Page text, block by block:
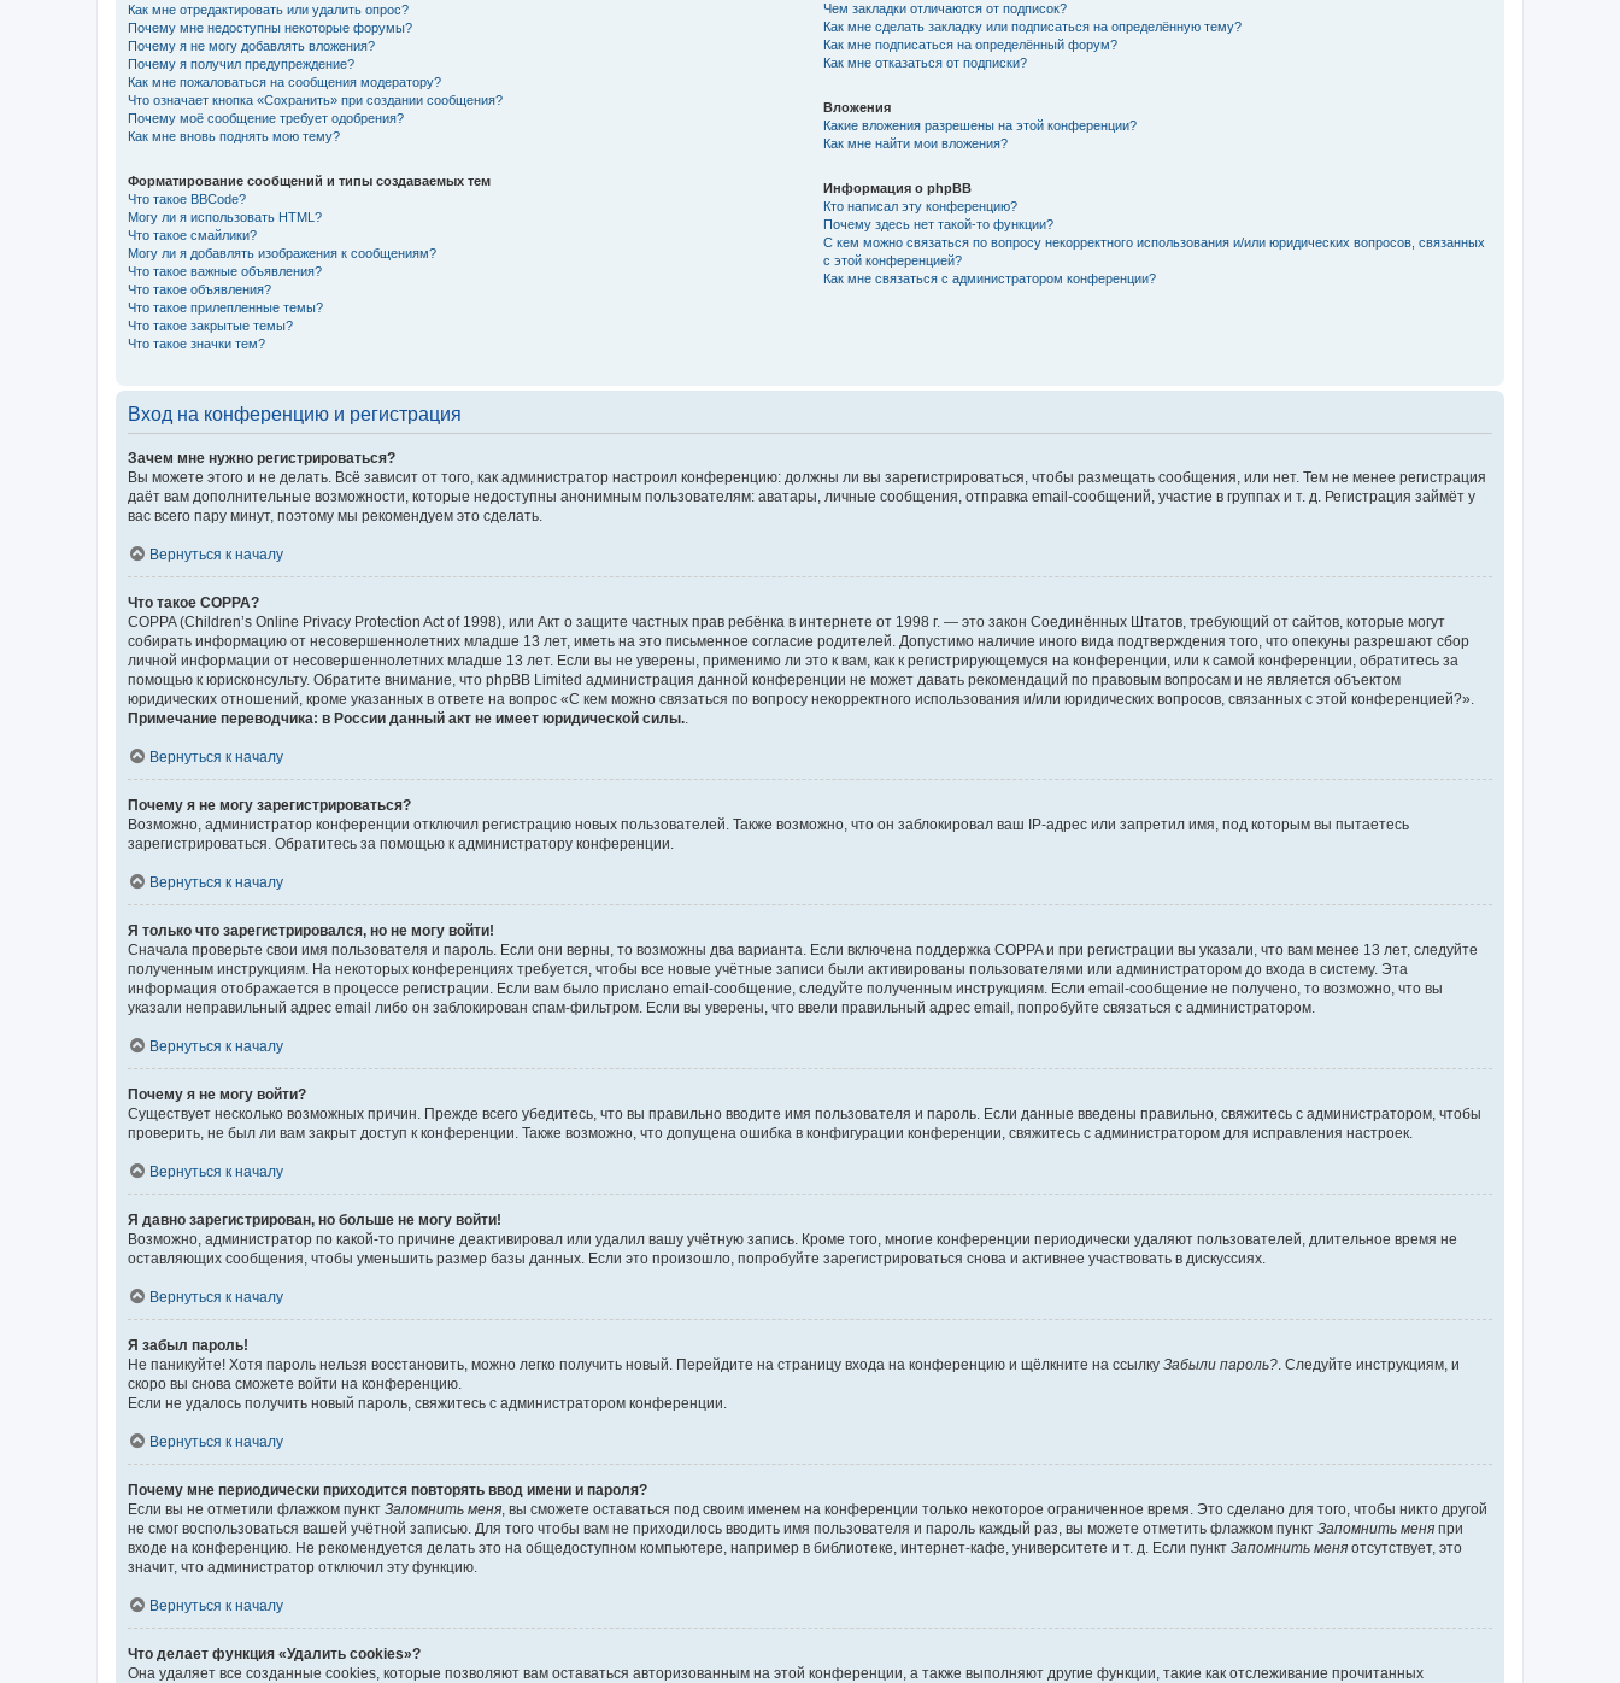
Как мне отредактировать или удалить опрос?
Почему мне недоступны некоторые форумы?
Почему я не могу добавлять вложения?
Почему я получил предупреждение?
Как мне пожаловаться на сообщения модератору?
Что означает кнопка «Сохранить» при создании сообщения?
Почему моё сообщение требует одобрения?
Как мне вновь поднять мою тему?
Форматирование сообщений и типы создаваемых тем
Что такое BBCode?
Могу ли я использовать HTML?
Что такое смайлики?
Могу ли я добавлять изображения к сообщениям?
Что такое важные объявления?
Что такое объявления?
Что такое прилепленные темы?
Что такое закрытые темы?
Что такое значки тем?
Чем закладки отличаются от подписок?
Как мне сделать закладку или подписаться на определённую тему?
Как мне подписаться на определённый форум?
Как мне отказаться от подписки?
Вложения
Какие вложения разрешены на этой конференции?
Как мне найти мои вложения?
Информация о phpBB
Кто написал эту конференцию?
Почему здесь нет такой-то функции?
С кем можно связаться по вопросу некорректного использования и/или юридических вопросов, связанных
с этой конференцией?
Как мне связаться с администратором конференции?
Вход на конференцию и регистрация
Зачем мне нужно регистрироваться?
Вы можете этого и не делать. Всё зависит от того, как администратор настроил конференцию: должны ли вы зарегистрироваться, чтобы размещать сообщения, или нет. Тем не менее регистрация
даёт вам дополнительные возможности, которые недоступны анонимным пользователям: аватары, личные сообщения, отправка email-сообщений, участие в группах и т. д. Регистрация займёт у
вас всего пару минут, поэтому мы рекомендуем это сделать.
Вернуться к началу
Что такое COPPA?
COPPA (Children’s Online Privacy Protection Act of 1998), или Акт о защите частных прав ребёнка в интернете от 1998 г. — это закон Соединённых Штатов, требующий от сайтов, которые могут
собирать информацию от несовершеннолетних младше 13 лет, иметь на это письменное согласие родителей. Допустимо наличие иного вида подтверждения того, что опекуны разрешают сбор
личной информации от несовершеннолетних младше 13 лет. Если вы не уверены, применимо ли это к вам, как к регистрирующемуся на конференции, или к самой конференции, обратитесь за
помощью к юрисконсульту. Обратите внимание, что phpBB Limited администрация данной конференции не может давать рекомендаций по правовым вопросам и не является объектом
юридических отношений, кроме указанных в ответе на вопрос «С кем можно связаться по вопросу некорректного использования и/или юридических вопросов, связанных с этой конференцией?».
Примечание переводчика: в России данный акт не имеет юридической силы..
Вернуться к началу
Почему я не могу зарегистрироваться?
Возможно, администратор конференции отключил регистрацию новых пользователей. Также возможно, что он заблокировал ваш IP-адрес или запретил имя, под которым вы пытаетесь
зарегистрироваться. Обратитесь за помощью к администратору конференции.
Вернуться к началу
Я только что зарегистрировался, но не могу войти!
Сначала проверьте свои имя пользователя и пароль. Если они верны, то возможны два варианта. Если включена поддержка COPPA и при регистрации вы указали, что вам менее 13 лет, следуйте
полученным инструкциям. На некоторых конференциях требуется, чтобы все новые учётные записи были активированы пользователями или администратором до входа в систему. Эта
информация отображается в процессе регистрации. Если вам было прислано email-сообщение, следуйте полученным инструкциям. Если email-сообщение не получено, то возможно, что вы
указали неправильный адрес email либо он заблокирован спам-фильтром. Если вы уверены, что ввели правильный адрес email, попробуйте связаться с администратором.
Вернуться к началу
Почему я не могу войти?
Существует несколько возможных причин. Прежде всего убедитесь, что вы правильно вводите имя пользователя и пароль. Если данные введены правильно, свяжитесь с администратором, чтобы
проверить, не был ли вам закрыт доступ к конференции. Также возможно, что допущена ошибка в конфигурации конференции, свяжитесь с администратором для исправления настроек.
Вернуться к началу
Я давно зарегистрирован, но больше не могу войти!
Возможно, администратор по какой-то причине деактивировал или удалил вашу учётную запись. Кроме того, многие конференции периодически удаляют пользователей, длительное время не
оставляющих сообщения, чтобы уменьшить размер базы данных. Если это произошло, попробуйте зарегистрироваться снова и активнее участвовать в дискуссиях.
Вернуться к началу
Я забыл пароль!
Не паникуйте! Хотя пароль нельзя восстановить, можно легко получить новый. Перейдите на страницу входа на конференцию и щёлкните на ссылку Забыли пароль?. Следуйте инструкциям, и
скоро вы снова сможете войти на конференцию.
Если не удалось получить новый пароль, свяжитесь с администратором конференции.
Вернуться к началу
Почему мне периодически приходится повторять ввод имени и пароля?
Если вы не отметили флажком пункт Запомнить меня, вы сможете оставаться под своим именем на конференции только некоторое ограниченное время. Это сделано для того, чтобы никто другой
не смог воспользоваться вашей учётной записью. Для того чтобы вам не приходилось вводить имя пользователя и пароль каждый раз, вы можете отметить флажком пункт Запомнить меня при
входе на конференцию. Не рекомендуется делать это на общедоступном компьютере, например в библиотеке, интернет-кафе, университете и т. д. Если пункт Запомнить меня отсутствует, это
значит, что администратор отключил эту функцию.
Вернуться к началу
Что делает функция «Удалить cookies»?
Она удаляет все созданные cookies, которые позволяют вам оставаться авторизованным на этой конференции, а также выполняют другие функции, такие как отслеживание прочитанных